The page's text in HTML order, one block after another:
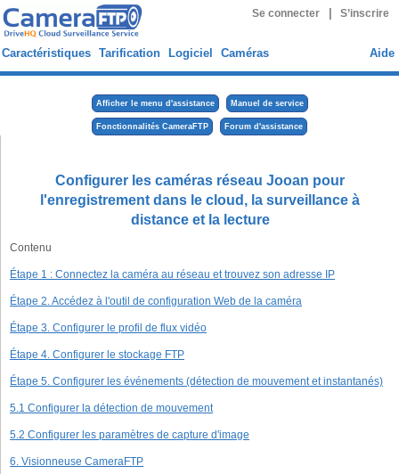
Se connecter S’inscrire
Caractéristiques Tarification Logiciel Caméras Aide
Afficher le menu d'assistance Manuel de service
Fonctionnalités CameraFTP Forum d'assistance
Configurer les caméras réseau Jooan pour
l'enregistrement dans le cloud, la surveillance à
distance et la lecture
Contenu
Étape 1 : Connectez la caméra au réseau et trouvez son adresse IP
Étape 2. Accédez à l'outil de configuration Web de la caméra
Étape 3. Configurer le profil de flux vidéo
Étape 4. Configurer le stockage FTP
Étape 5. Configurer les événements (détection de mouvement et instantanés)
5.1 Configurer la détection de mouvement
5.2 Configurer les paramètres de capture d'image
6. Visionneuse CameraFTP